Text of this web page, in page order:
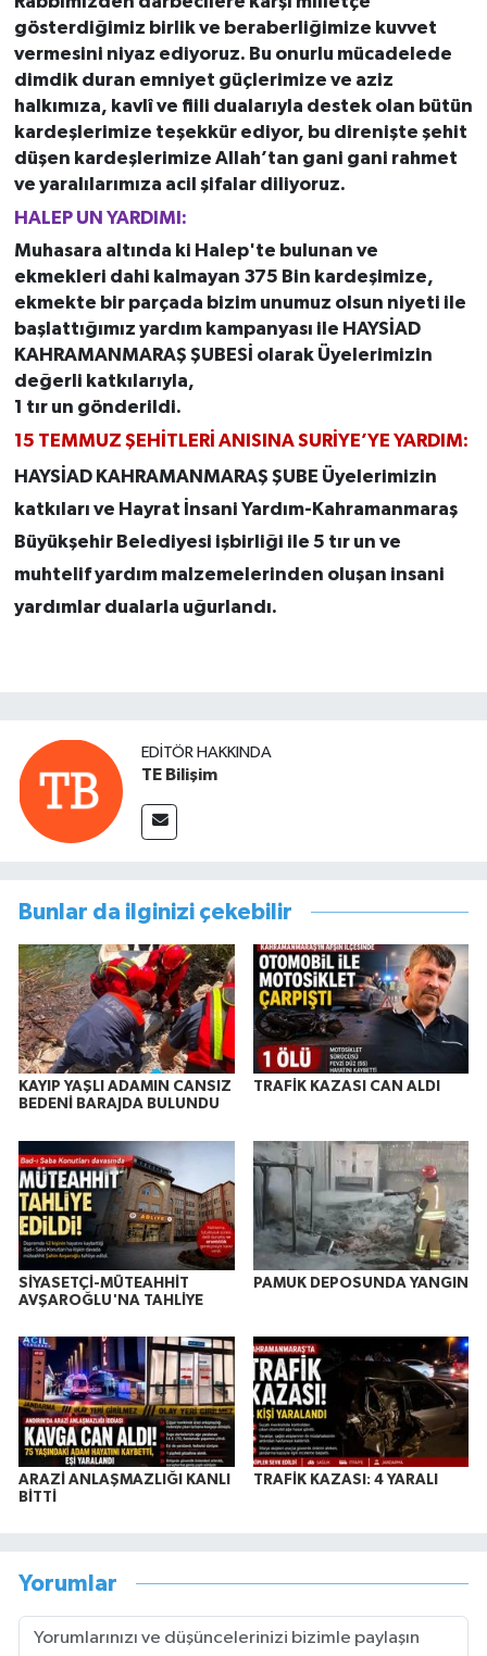
gösterdiğimiz birlik ve beraberliğimize kuvvet
vermesini niyaz ediyoruz. Bu onurlu mücadelede
dimdik duran emniyet güçlerimize ve aziz
halkımıza, kavlî ve fiili dualarıyla destek olan bütün
kardeşlerimize teşekkür ediyor, bu direnişte şehit
düşen kardeşlerimize Allah’tan gani gani rahmet
ve yaralılarımıza acil şifalar diliyoruz.
HALEP UN YARDIMI:
Muhasara altında ki Halep'te bulunan ve
ekmekleri dahi kalmayan 375 Bin kardeşimize,
ekmekte bir parçada bizim unumuz olsun niyeti ile
başlattığımız yardım kampanyası ile HAYSİAD
KAHRAMANMARAŞ ŞUBESİ olarak Üyelerimizin
değerli katkılarıyla,
1 tır un gönderildi.
15 TEMMUZ ŞEHİTLERİ ANISINA SURİYE’YE YARDIM:
HAYSİAD KAHRAMANMARAŞ ŞUBE Üyelerimizin
katkıları ve Hayrat İnsani Yardım-Kahramanmaraş
Büyükşehir Belediyesi işbirliği ile 5 tır un ve
muhtelif yardım malzemelerinden oluşan insani
yardımlar dualarla uğurlandı.
EDITÖR HAKKINDA
TE Bilişim
Bunlar da ilginizi çekebilir
KAYIP YAŞLI ADAMIN CANSIZ
BEDENİ BARAJDA BULUNDU
TRAFİK KAZASI CAN ALDI
SİYASETÇİ-MÜTEAHHİT
AVŞAROĞLU'NA TAHLİYE
PAMUK DEPOSUNDA YANGIN
ARAZİ ANLAŞMAZLIĞI KANLI
BİTTİ
TRAFİK KAZASI: 4 YARALI
Yorumlar